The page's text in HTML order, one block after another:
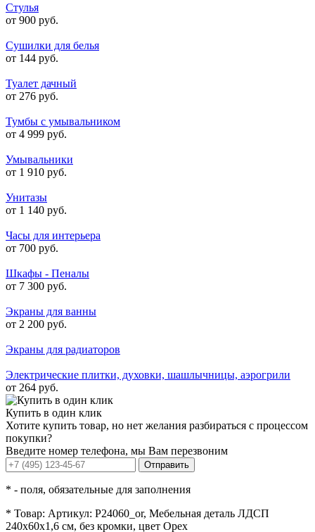
Стулья
от 900 руб.
Сушилки для белья
от 144 руб.
Туалет дачный
от 276 руб.
Тумбы с умывальником
от 4 999 руб.
Умывальники
от 1 910 руб.
Унитазы
от 1 140 руб.
Часы для интерьера
от 700 руб.
Шкафы - Пеналы
от 7 300 руб.
Экраны для ванны
от 2 200 руб.
Экраны для радиаторов
Электрические плитки, духовки, шашлычницы, аэрогрили
от 264 руб.
Купить в один клик
Хотите купить товар, но нет желания разбираться с процессом
покупки?
Введите номер телефона, мы Вам перезвоним
Отправить
* - поля, обязательные для заполнения
* Товар: Артикул: P24060_or, Мебельная деталь ЛДСП
240х60х1,6 см, без кромки, цвет Орех